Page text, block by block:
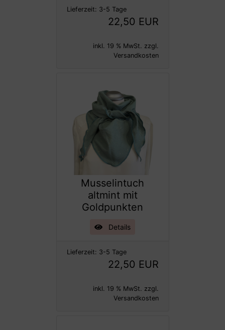
Lieferzeit: 3-5 Tage
22,50 EUR
inkl. 19 % MwSt. zzgl.
Versandkosten
Musselintuch
altmint mit
Goldpunkten
Details
Lieferzeit: 3-5 Tage
22,50 EUR
inkl. 19 % MwSt. zzgl.
Versandkosten